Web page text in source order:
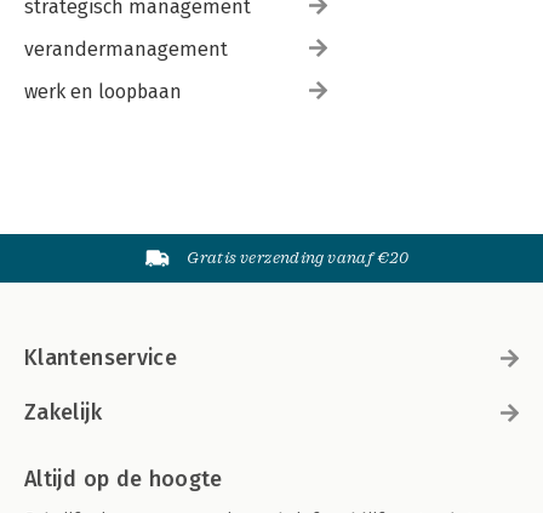
strategisch management
verandermanagement
werk en loopbaan
Gratis verzending vanaf €20
Klantenservice
Zakelijk
Altijd op de hoogte